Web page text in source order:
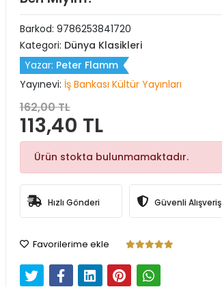
Barkod: 9786253841720
Kategori: Dünya Klasikleri
Yazar: Peter Flamm
Yayınevi: İş Bankası Kültür Yayınları
162,00 TL
113,40 TL
Ürün stokta bulunmamaktadır.
Hızlı Gönderi Güvenli Alışveriş
Favorilerime ekle